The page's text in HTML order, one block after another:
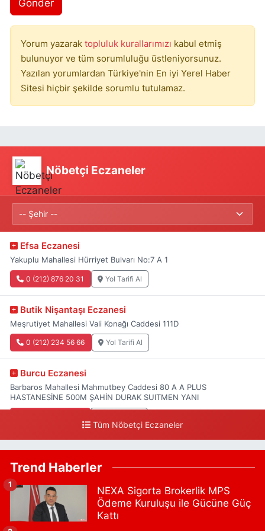
Gönder
Yorum yazarak topluluk kurallarımızı kabul etmiş
bulunuyor ve tüm sorumluluğu üstleniyorsunuz.
Yazılan yorumlardan Türkiye'nin En iyi Yerel Haber
Sitesi hiçbir şekilde sorumlu tutulamaz.
Nöbetçi Eczaneler
Efsa Eczanesi
Yakuplu Mahallesi Hürriyet Bulvarı No:7 A 1
0 (212) 876 20 31 Yol Tarifi Al
Butik Nişantaşı Eczanesi
Meşrutiyet Mahallesi Vali Konağı Caddesi 111D
0 (212) 234 56 66 Yol Tarifi Al
Burcu Eczanesi
Barbaros Mahallesi Mahmutbey Caddesi 80 A A PLUS
HASTANESİNE 500M ŞAHİN DURAK SUITMEN YANI
Akşemsettin Mahallesi Akdeniz Caddesi No:12 A
41.01948179055185, 28.946705949073934
0 (212) 635 03 83 Yol Tarifi Al
Tersane İstanbul Eczanesi
Tüm Nöbetçi Eczaneler
Trend Haberler
NEXA Sigorta Brokerlik MPS
Ödeme Kuruluşu ile Gücüne Güç
Kattı
1